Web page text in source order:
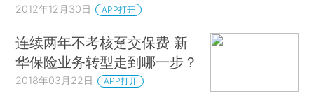
2012年12月30日 APP打开
连续两年不考核趸交保费 新
华保险业务转型走到哪一步？
2018年03月22日 APP打开